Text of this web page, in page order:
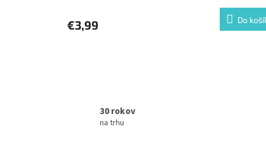
€3,99 Do
30 rokov
na trhu